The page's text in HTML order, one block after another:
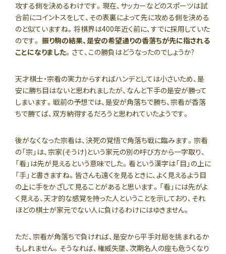
攻する側を決めるわけです。現在、サッカーなどのスポーツは試
合前にコイントスをして、その表裏によって先に攻める側を決める
のと似ていますね。将棋界は400年近く前に、すでに採用していた
のです。 振り駒の結果、是安の希望通りの香落ちが先に指される
ことになりました。さて、この勝負はどうなったのでしょうか?
天才棋士・宗看の実力からすればハンデとしては小さいため、是
安に勝ち目はないと思われましたが、なんと下手の是安が勝って
しまいます。戦前の予想では、是安が角落ちで勝ち、宗看が香落
ちで勝てば、双方納得するだろうと思われていたようです。
後がなくなった宗看は、決死の覚悟で角落ち戦に臨みます。宗看
の「宗」は、宗家(そうけ)という家元の別の呼び方から一字取り、
「看」は先が見えるという意味でした。看という漢字は「目」の上に
「手」と書きますね。皆さんも遠くを見るときに、よく見えるよう目
の上に手をかざして見ることがあると思います。「看」には先がよ
く見える、天才的な感覚を持った人ということを示しており、それ
ほどの棋士が家元でない人に負けるわけにはゆきません。
ただ、宗看が角落ちで負ければ、是安から平手対局を挑まれるか
もしれません。そうなれば、権威失墜、次期名人の座も危うくなり